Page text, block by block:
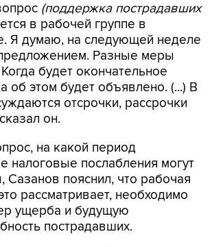
(поддержка пострадавших
в рабочей группе в
Я думаю, на следующей неделе
Разные меры
будет окончательное
об этом будет объявлено. (...) В
отсрочки, рассрочки
он.
на какой период
налоговые послабления могут
пояснил, что рабочая
рассматривает, необходимо
ущерба и будущую
пострадавших.